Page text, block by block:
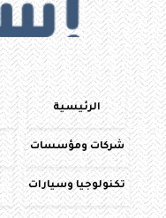
الرئيسية
شركات ومؤسسات
تكنولوجيا وسيارات